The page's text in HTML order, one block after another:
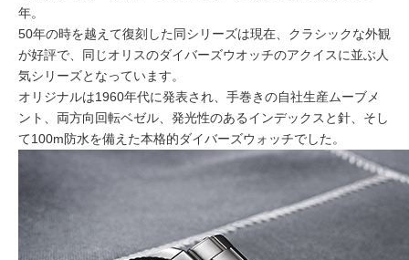
年。
50年の時を越えて復刻した同シリーズは現在、クラシックな外観
が好評で、同じオリスのダイバーズウオッチのアクイスに並ぶ人
気シリーズとなっています。
オリジナルは1960年代に発表され、手巻きの自社生産ムーブメ
ント、両方向回転ベゼル、発光性のあるインデックスと針、そし
て100m防水を備えた本格的ダイバーズウォッチでした。